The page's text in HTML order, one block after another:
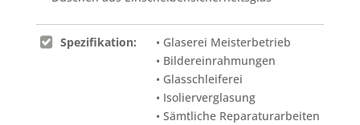
Spezifikation:
• Glaserei Meisterbetrieb
• Bildereinrahmungen
• Glasschleiferei
• Isolierverglasung
• Sämtliche Reparaturarbeiten